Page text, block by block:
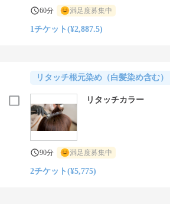
60分 満足度募集中
1チケット(¥2,887.5)
リタッチ根元染め（白髪染め含む）
リタッチカラー
90分 満足度募集中
2チケット(¥5,775)